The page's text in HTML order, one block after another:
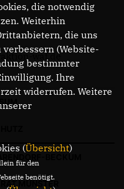
waf.de
MÜNSTER
die notwendig
Weiterhin
die uns
(Website-
bestimmter
Ihre
widerrufen. Weitere
(Übersicht)
für den
benötigt.